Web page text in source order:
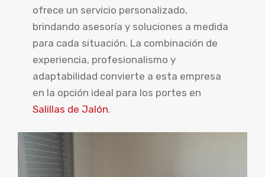
ofrece un servicio personalizado,
brindando asesoría y soluciones a medida
para cada situación. La combinación de
experiencia, profesionalismo y
adaptabilidad convierte a esta empresa
en la opción ideal para los portes en
Salillas de Jalón.